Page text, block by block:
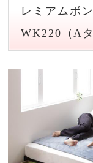
レミアムボ
WK220（A